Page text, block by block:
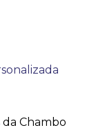
da Chambo